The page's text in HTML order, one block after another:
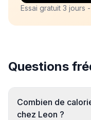
Essai gratuit 3 jours
Questions
Combien de
chez Leon ?